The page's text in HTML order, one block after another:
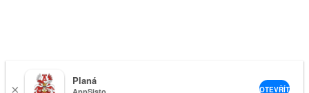
nemeckova@muplana.cz
×
Planá
OTEVŘÍT